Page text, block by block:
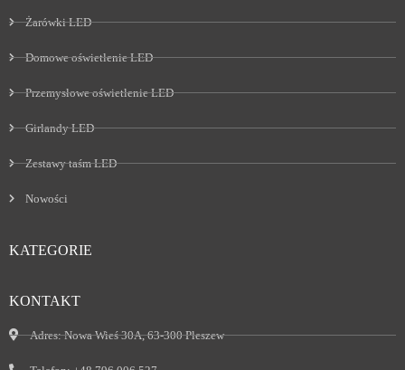
Żarówki LED
Domowe oświetlenie LED
Przemysłowe oświetlenie LED
Girlandy LED
Zestawy taśm LED
Nowości
KATEGORIE
KONTAKT
Adres:Nowa Wieś 30A, 63-300 Pleszew